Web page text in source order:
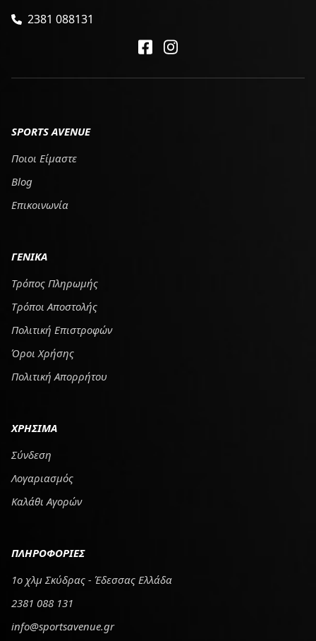
2381 088131
SPORTS AVENUE
Ποιοι Είμαστε
Blog
Επικοινωνία
ΓΕΝΙΚΑ
Τρόπος Πληρωμής
Tρόποι Αποστολής
Πολιτική Επιστροφών
Όροι Χρήσης
Πολιτική Απορρήτου
ΧΡΗΣΙΜΑ
Σύνδεση
Λογαριασμός
Καλάθι Αγορών
ΠΛΗΡΟΦΟΡΙΕΣ
1ο χλμ Σκύδρας - Έδεσσας Ελλάδα
2381 088 131
info@sportsavenue.gr